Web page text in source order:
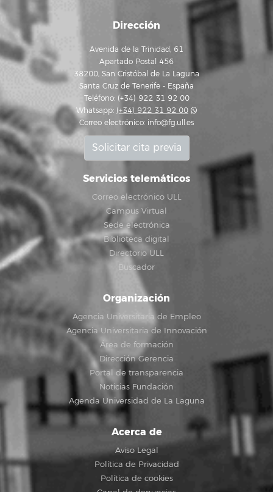
Dirección
Avenida de la Trinidad, 61
Apartado Postal 456
38200, San Cristóbal de La Laguna
Santa Cruz de Tenerife - España
Teléfono: (+34) 922 31 92 00
Whatsapp: (+34) 922 31 92 00
Correo electrónico: info@fg.ull.es
Solicitar cita previa
Servicios telemáticos
Correo electrónico ULL
Campus Virtual
Sede electrónica
Biblioteca digital
Directorio ULL
Buscador
Organización
Agencia Universitaria de Empleo
Agencia Universitaria de Innovación
Área de formación
Dirección Gerencia
Portal de transparencia
Noticias Fundación
Agenda Universidad de La Laguna
Acerca de
Aviso Legal
Política de Privacidad
Política de cookies